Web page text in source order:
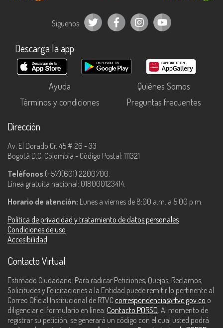
Síguenos
Descarga la app
Ayuda
Quiénes Somos
Términos y condiciones
Preguntas frecuentes
Dirección
Av. El Dorado Cr. 45 # 26 - 33
Bogotá D.C, Colombia - Código Postal: 111321
Teléfonos (+57)(601) 2200700.
Línea gratuita nacional: 018000123414.
Horario de atención: Lunes a viernes de 8:00 a.m. a 5:00 p.m.
Política de privacidad y tratamiento de datos personales
Condiciones de uso
Accesibilidad
Contacto Virtual
Estimado Ciudadano: Para radicar Peticiones, Quejas, Reclamos,
Solicitudes y Felicitaciones a la Entidad puede remitir lo pertinente al
Correo Oficial Institucional de RTVC correspondencia@rtvc.gov.co o
diligenciar el formulario en línea: Contacto PQRSD. Al momento de
registrar su petición, se generará un código con el cual usted podrá